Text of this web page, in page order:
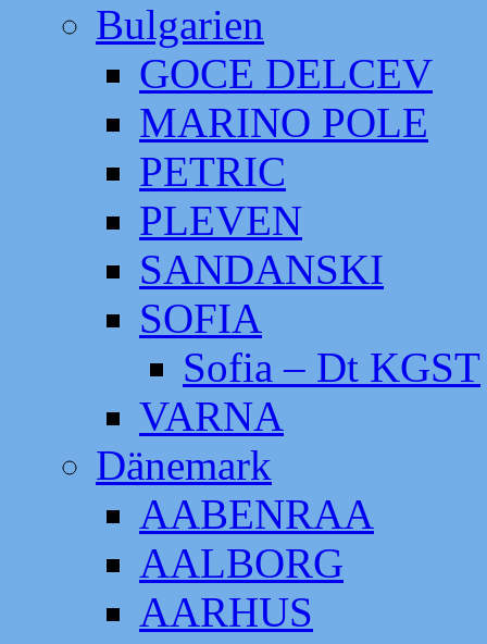
Bulgarien
GOCE DELCEV
MARINO POLE
PETRIC
PLEVEN
SANDANSKI
SOFIA
Sofia – Dt KGST
VARNA
Dänemark
AABENRAA
AALBORG
AARHUS